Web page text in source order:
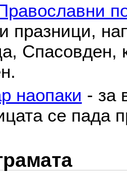
празници,
Спасовден,
наопаки - за
се пада